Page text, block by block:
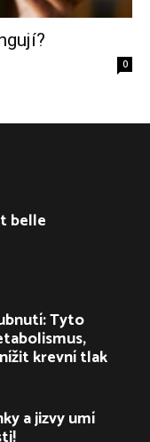
0
belle
Tyto
krevní tlak
a jizvy umí